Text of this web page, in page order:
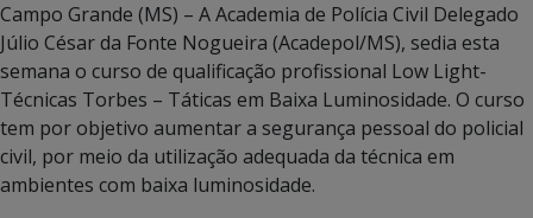
Campo Grande (MS) – A Academia de Polícia Civil Delegado
Júlio César da Fonte Nogueira (Acadepol/MS), sedia esta
semana o curso de qualificação profissional Low Light-
Técnicas Torbes – Táticas em Baixa Luminosidade. O curso
tem por objetivo aumentar a segurança pessoal do policial
civil, por meio da utilização adequada da técnica em
ambientes com baixa luminosidade.